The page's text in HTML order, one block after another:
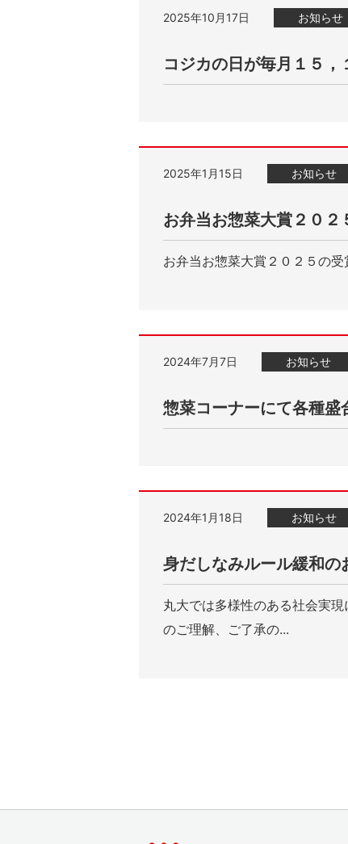
2025年10月17日 お知らせ
コジカの日が毎月１５，
2025年1月15日 お知らせ
お弁当お惣菜大賞２０２
お弁当お惣菜大賞２０２５の
2024年7月7日 お知らせ
惣菜コーナーにて各種盛
2024年1月18日 お知らせ
身だしなみルール緩和の
丸大では多様性のある社会実
のご理解、ご了承の...